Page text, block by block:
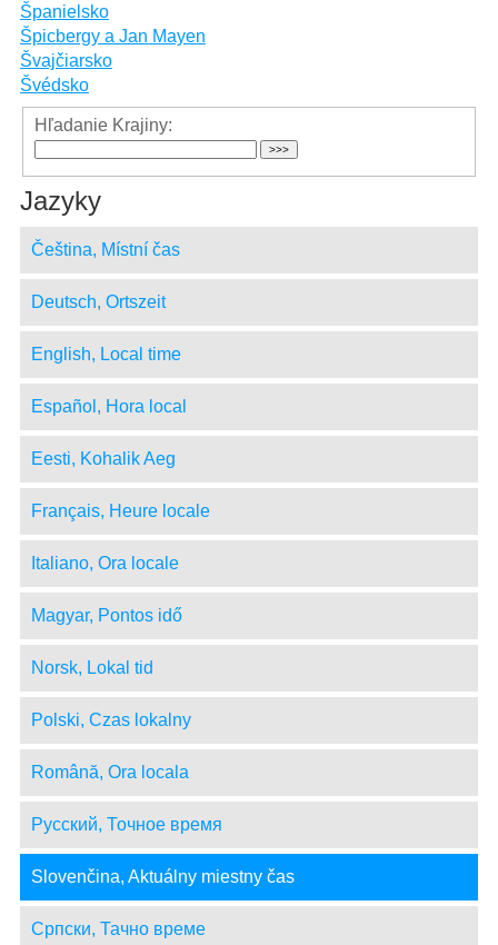
Španielsko
Špicbergy a Jan Mayen
Švajčiarsko
Švédsko
Hľadanie Krajiny:
Jazyky
Čeština, Místní čas
Deutsch, Ortszeit
English, Local time
Español, Hora local
Eesti, Kohalik Aeg
Français, Heure locale
Italiano, Ora locale
Magyar, Pontos idő
Norsk, Lokal tid
Polski, Czas lokalny
Română, Ora locala
Русский, Точное время
Slovenčina, Aktuálny miestny čas
Српски, Тачно време